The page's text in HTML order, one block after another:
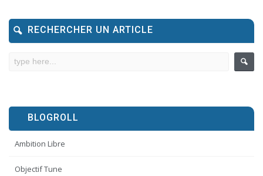
RECHERCHER UN ARTICLE
BLOGROLL
Ambition Libre
Objectif Tune